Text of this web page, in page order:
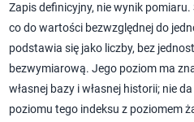
Zapis definicyjny, nie wynik
co do wartości bezwzględnej do
podstawia się jako liczby, bez
bezwymiarową. Jego poziom ma
własnej bazy i własnej historii; nie
poziomu tego indeksu z poziomem